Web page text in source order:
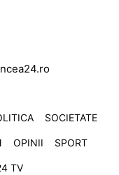
SOCIETATE
OPINII SPORT
TV